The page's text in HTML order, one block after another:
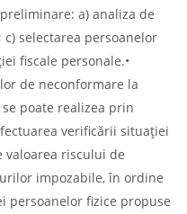
a) analiza de
selectarea persoanelor
fiscale personale.•
de neconformare la
poate realizea prin
verificării situaţiei
valoarea riscului de
impozabile, în ordine
persoanelor fizice propuse